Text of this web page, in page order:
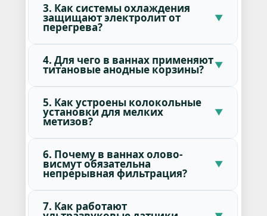
3. Как системы охлаждения
защищают электролит от
перегрева?
4. Для чего в ваннах применяют
титановые анодные корзины?
5. Как устроены колокольные
установки для мелких
метизов?
6. Почему в ваннах олово-
висмут обязательна
непрерывная фильтрация?
7. Как работают